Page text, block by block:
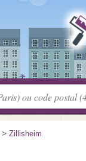
> Zillisheim